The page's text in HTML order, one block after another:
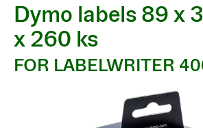
Dymo labels 89 x
x 260 ks
FOR LABELWRITER